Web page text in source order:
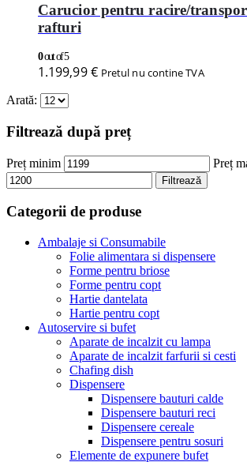
Carucior pentru racire/
rafturi
0out of 5
1.199,99€ Pretul nu contine TVA
Arată:
Filtrează după preț
Preț minim Preț
Filtrează
Categorii de produse
Ambalaje si Consumabile
Folie alimentara si dispensere
Forme pentru briose
Forme pentru copt
Hartie dantelata
Hartie pentru copt
Autoservire si bufet
Aparate de incalzit cu lampa
Aparate de incalzit farfurii si cesti
Chafing dish
Dispensere
Dispensere bauturi calde
Dispensere bauturi reci
Dispensere cereale
Dispensere pentru sosuri
Elemente de expunere bufet